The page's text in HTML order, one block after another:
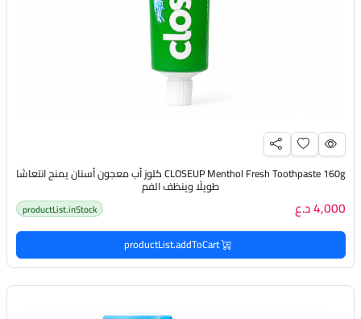
CLOSEUP Menthol Fresh Toothpaste 160g كلوز أب معجون أسنان يمنح انتعاشًا
طويلًا وينظف الفم
4,000 د.ع productList.inStock
productList.addToCart